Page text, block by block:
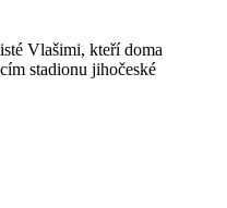
Vlašimi, kteří doma
stadionu jihočeské